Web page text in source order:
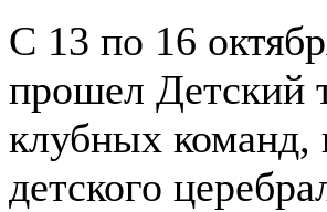
С 13 по 16
прошел Детский
клубных
детского